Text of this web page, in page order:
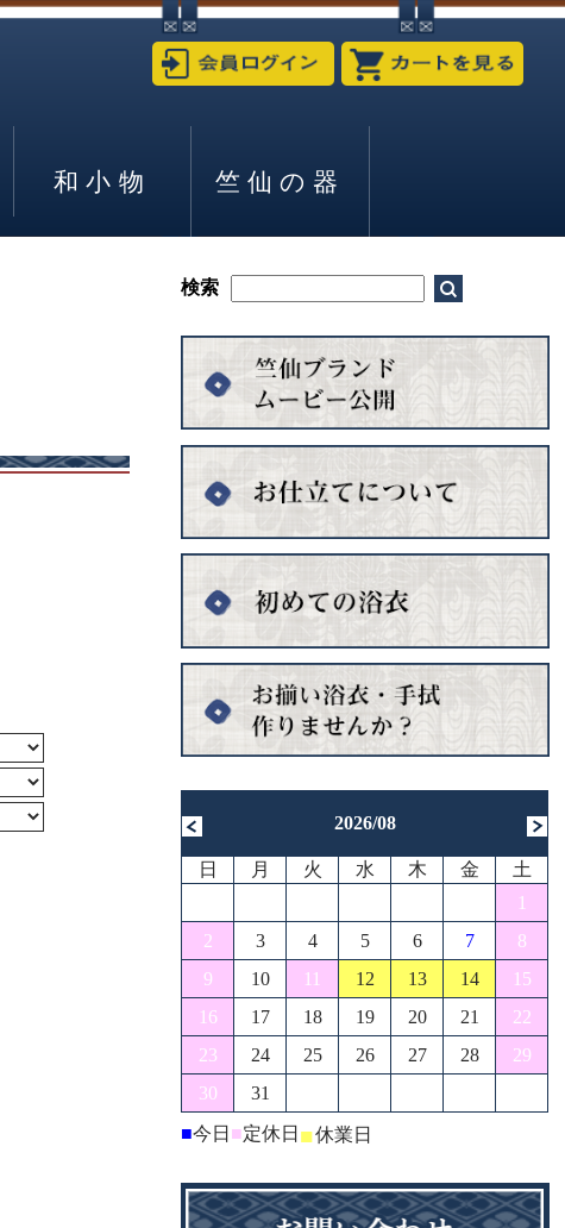
和小物 竺仙の器
2026/08
日 月 火 水 木 金
土
1
2
3 4 5 6 7
8
9
10 11 12 13 14
15
16
17 18 19 20 21
22
23
24 25 26 27 28
29
30
31
■今日 ■定休日 ■休業日